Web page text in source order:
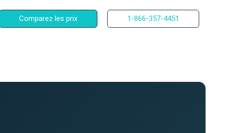
Comparez les prix 1-866-357-4451